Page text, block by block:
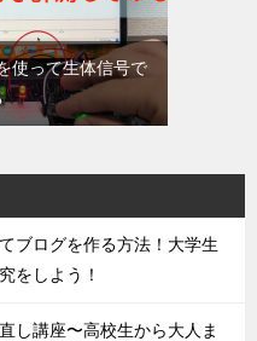
使って生体信号で
ブログを作る方法！大学生
をしよう！
し講座〜高校生から大人ま